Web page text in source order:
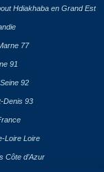
Hdiakhaba en Grand Est
77
91
92
Denis 93
Loire Loire
Côte d’Azur